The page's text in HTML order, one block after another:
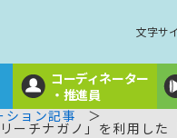
文字サ
コーディネーター
・推進員
ション記事
ーチナガノ」を利用し